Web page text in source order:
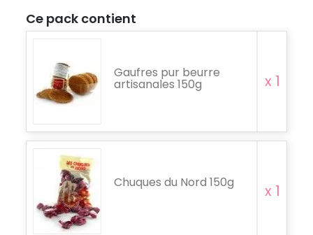
Ce pack contient
Gaufres pur beurre
artisanales 150g x 1
Chuques du Nord 150g x 1